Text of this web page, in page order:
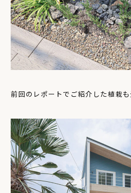
前回のレポートでご紹介した植栽も